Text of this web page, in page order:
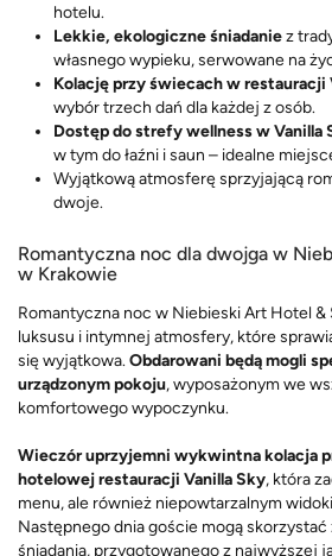
hotelu.
Lekkie, ekologiczne śniadaniez
własnego wypieku, serwowane na
Kolację przy świecach w restauracji
wybór trzech dań dla każdej z osób.
Dostęp do strefy wellness w Vanilla
w tym do łaźni i saun – idealne
Wyjątkową atmosferę sprzyjającą
dwoje.
Romantyczna noc dla dwojga w
w Krakowie
Romantyczna noc w Niebieski Art Hotel &
luksusu i intymnej atmosfery, które
się wyjątkowa.Obdarowani będą mogli
urządzonym pokoju, wyposażonym we
komfortowego wypoczynku.
Wieczór uprzyjemni wykwintna kolacja
hotelowej restauracji Vanilla Sky, która
menu, ale również niepowtarzalnym
Następnego dnia goście mogą
śniadania, przygotowanego z najwyższej